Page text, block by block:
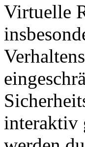
Virtuelle
interaktiv